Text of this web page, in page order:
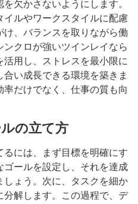
欠かさないようにします。
ルやワークスタイルに配慮
け、バランスを取りながら働
ンクロが強いツインレイなら
用し、ストレスを最小限に
い成長できる環境を築きま
だけでなく、仕事の質も向
の立て方
には、まず目標を明確にす
ゴールを設定し、それを達成
ょう。次に、タスクを細か
分解します。この過程で、デ